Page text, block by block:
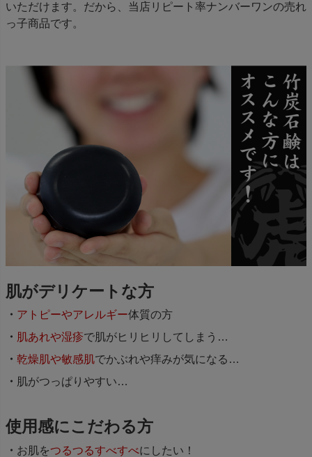
いただけます。だから、当店リピート率ナンバーワンの売れ
っ子商品です。
肌がデリケートな方
アトピーやアレルギー体質の方
肌あれや湿疹で肌がヒリヒリしてしまう…
乾燥肌や敏感肌でかぶれや痒みが気になる…
肌がつっぱりやすい…
使用感にこだわる方
お肌をつるつるすべすべにしたい！